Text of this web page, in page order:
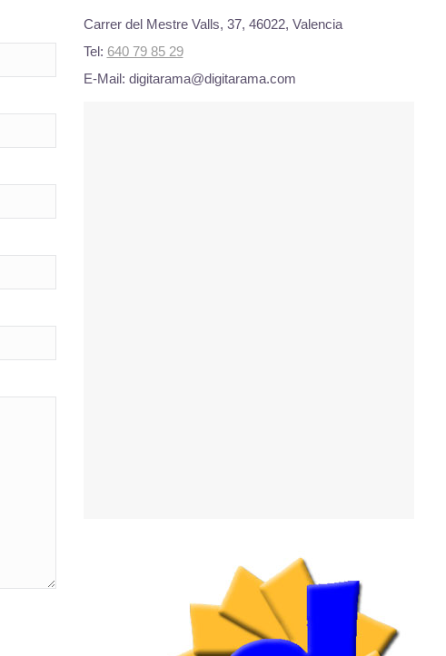
Carrer del Mestre Valls, 37, 46022, Valencia
Tel: 640 79 85 29
E-Mail: digitarama@digitarama.com